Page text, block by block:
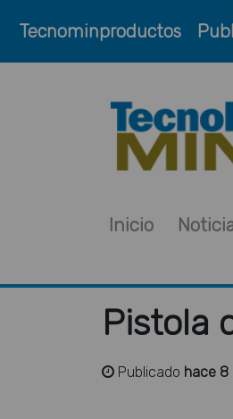
Tecnominproductos
Inicio
Pistola
Publicado hace 8